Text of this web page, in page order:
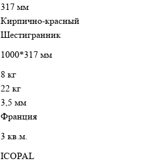
317 мм
Кирпично-красный
Шестигранник
1000*317 мм
8 кг
22 кг
3,5 мм
Франция
3 кв.м.
ICOPAL